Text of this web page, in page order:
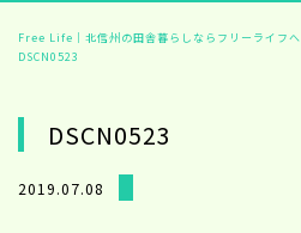
Free Life｜北信州の田舎暮らしならフリーライフへ
DSCN0523
DSCN0523
2019.07.08